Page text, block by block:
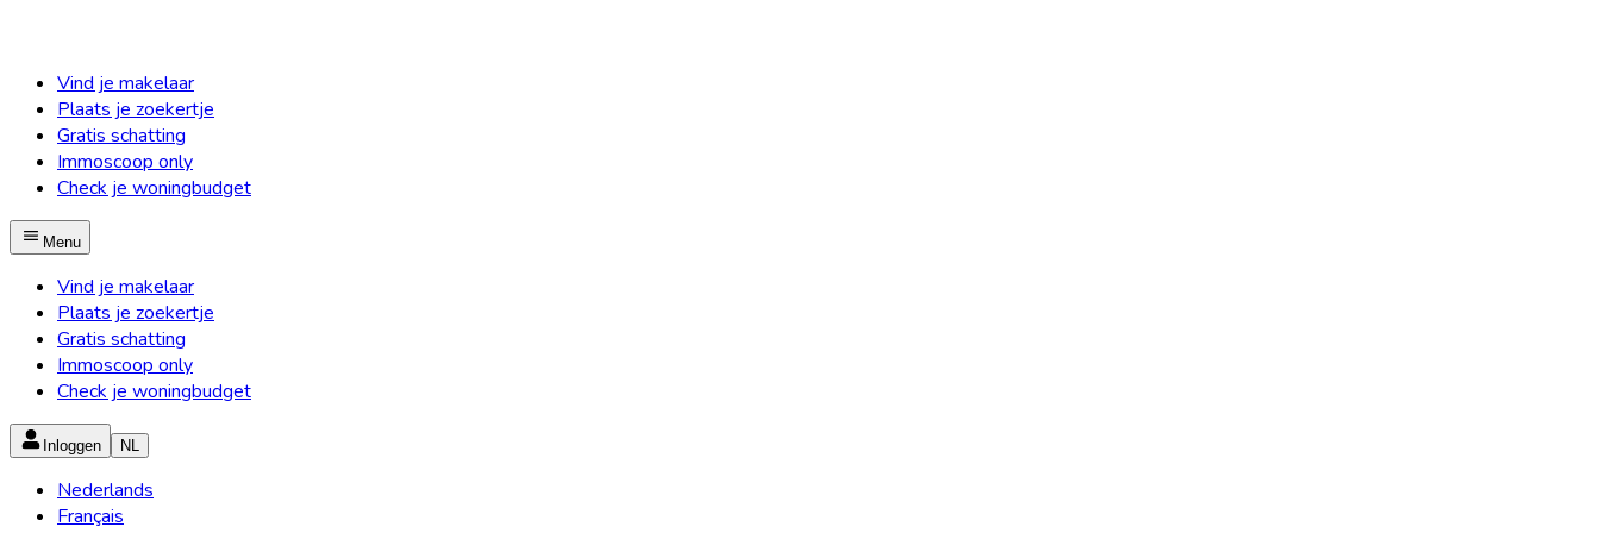
Vind je makelaar
Plaats je zoekertje
Gratis schatting
Immoscoop only
Check je woningbudget
Menu
Vind je makelaar
Plaats je zoekertje
Gratis schatting
Immoscoop only
Check je woningbudget
Inloggen NL
Nederlands
Français